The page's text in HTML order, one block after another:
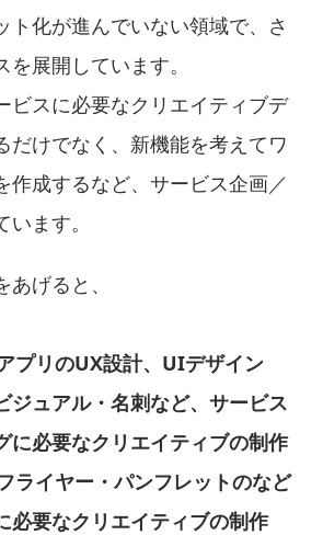
ト化が進んでいない領域で、さ
展開しています。
ビスに必要なクリエイティブデ
だけでなく、新機能を考えてワ
作成するなど、サービス企画／
ます。
げると、
プリのUX設計、UIデザイン
ュアル・名刺など、サービス
に必要なクリエイティブの制作
ライヤー・パンフレットのなど
必要なクリエイティブの制作